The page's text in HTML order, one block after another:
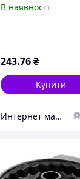
В наявності
243.76₴
Купити
Интернет магазин "ХозШоп"